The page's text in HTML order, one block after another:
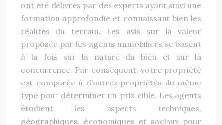
ont été délivrés par des experts ayant suivi une
formation approfondie et connaissant bien les
réalités du terrain. Les avis sur la valeur
proposée par les agents immobiliers se basent
à la fois sur la nature du bien et sur la
concurrence. Par conséquent, votre propriété
est comparée à d’autres propriétés du même
type pour déterminer un prix cible. Les agents
étudient les aspects techniques,
géographiques, économiques et sociaux pour